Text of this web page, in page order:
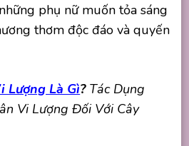
phụ nữ muốn tỏa sáng
thơm độc đáo và quyến
Lượng Là Gì?Tác Dụng
Vi Lượng Đối Với Cây